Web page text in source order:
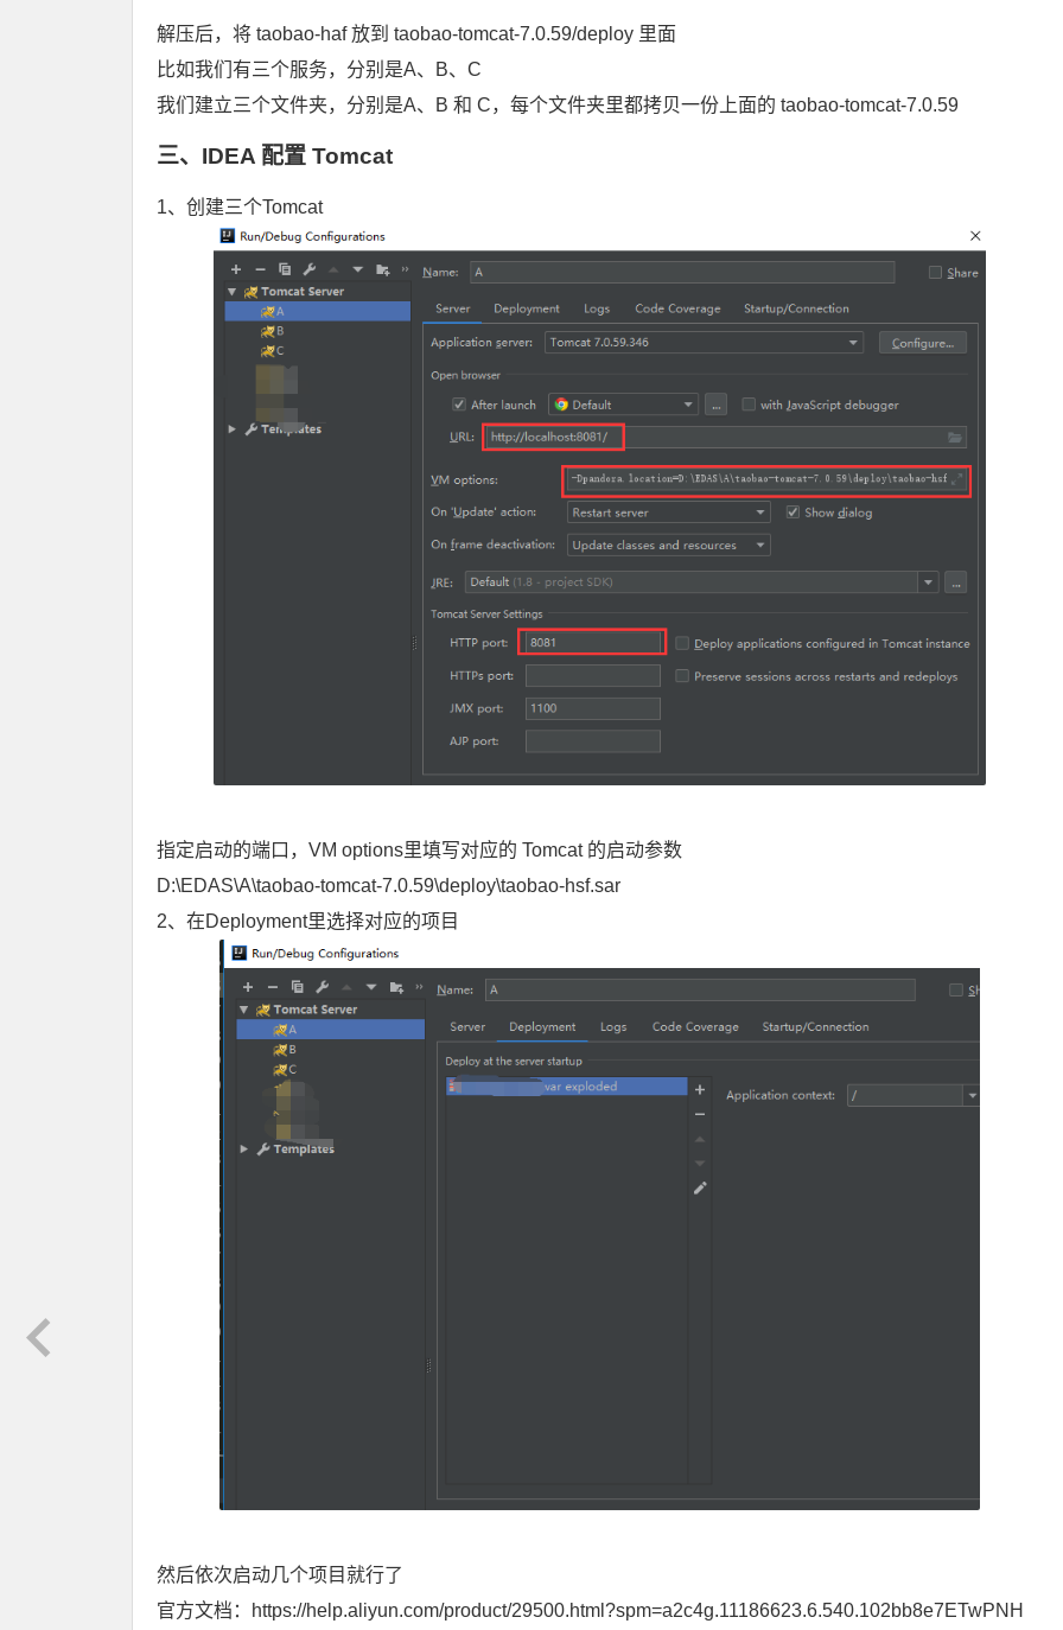
解压后，将 taobao-haf 放到 taobao-tomcat-7.0.59/deploy 里面
比如我们有三个服务，分别是A、B、C
我们建立三个文件夹，分别是A、B 和 C，每个文件夹里都拷贝一份上面的 taobao-tomcat-7.0.59
三、IDEA 配置 Tomcat
1、创建三个Tomcat
指定启动的端口，VM options里填写对应的 Tomcat 的启动参数
D:\EDAS\A\taobao-tomcat-7.0.59\deploy\taobao-hsf.sar
2、在Deployment里选择对应的项目
然后依次启动几个项目就行了
官方文档：
https://help.aliyun.com/product/29500.html?spm=a2c4g.11186623.6.540.102bb8e7ETwPNH